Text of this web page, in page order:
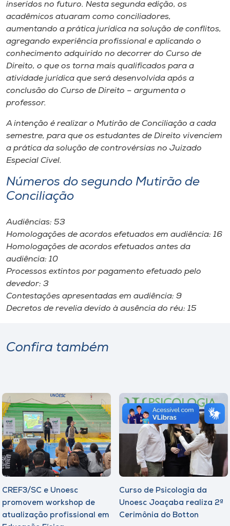
inseridos no futuro. Nesta segunda edição, os
acadêmicos atuaram como conciliadores,
aumentando a prática jurídica na solução de conflitos,
agregando experiência profissional e aplicando o
conhecimento adquirido no decorrer do Curso de
Direito, o que os torna mais qualificados para a
atividade jurídica que será desenvolvida após a
conclusão do Curso de Direito – argumenta o
professor.
A intenção é realizar o Mutirão de Conciliação a cada
semestre, para que os estudantes de Direito vivenciem
a prática da solução de controvérsias no Juizado
Especial Cível.
Números do segundo Mutirão de
Conciliação
Audiências: 53
Homologações de acordos efetuados em audiência: 16
Homologações de acordos efetuados antes da
audiência: 10
Processos extintos por pagamento efetuado pelo
devedor: 3
Contestações apresentadas em audiência: 9
Decretos de revelia devido à ausência do réu: 15
Confira também
CREF3/SC e Unoesc
promovem workshop de
atualização profissional em
Curso de Psicologia da
Unoesc Joaçaba realiza 2ª
Cerimônia do Botton